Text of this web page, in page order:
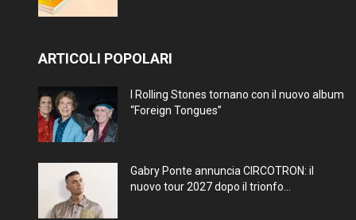
ARTICOLI POPOLARI
I Rolling Stones tornano con il nuovo album
“Foreign Tongues”
Gabry Ponte annuncia CIRCOTRON: il
nuovo tour 2027 dopo il trionfo...